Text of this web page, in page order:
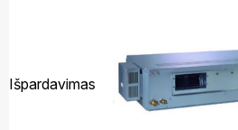
Išpardavimas